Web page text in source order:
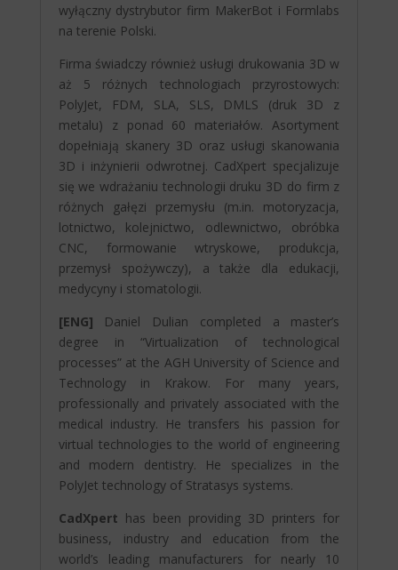
wyłączny dystrybutor firm MakerBot i Formlabs
na terenie Polski.
Firma świadczy również usługi drukowania 3D w
aż 5 różnych technologiach przyrostowych:
PolyJet, FDM, SLA, SLS, DMLS (druk 3D z
metalu) z ponad 60 materiałów. Asortyment
dopełniają skanery 3D oraz usługi skanowania
3D i inżynierii odwrotnej. CadXpert specjalizuje
się we wdrażaniu technologii druku 3D do firm z
różnych gałęzi przemysłu (m.in. motoryzacja,
lotnictwo, kolejnictwo, odlewnictwo, obróbka
CNC, formowanie wtryskowe, produkcja,
przemysł spożywczy), a także dla edukacji,
medycyny i stomatologii.
[ENG] Daniel Dulian completed a master’s
degree in “Virtualization of technological
processes” at the AGH University of Science and
Technology in Krakow. For many years,
professionally and privately associated with the
medical industry. He transfers his passion for
virtual technologies to the world of engineering
and modern dentistry. He specializes in the
PolyJet technology of Stratasys systems.
CadXpert has been providing 3D printers for
business, industry and education from the
world’s leading manufacturers for nearly 10